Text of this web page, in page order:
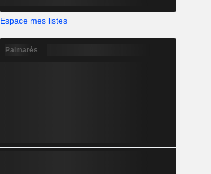
Espace mes listes
Palmarès